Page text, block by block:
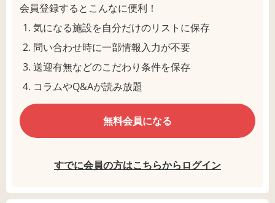
会員登録するとこんなに便利！
気になる施設を自分だけのリストに保存
問い合わせ時に一部情報入力が不要
送迎有無などのこだわり条件を保存
コラムやQ&Aが読み放題
無料会員になる
すでに会員の方はこちらからログイン